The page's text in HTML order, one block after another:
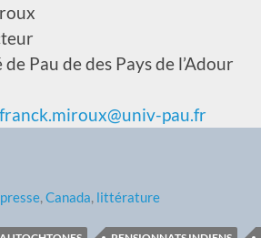
Pau de des Pays de l’Adour
franck.miroux@univ-pau.fr
, Canada, littérature